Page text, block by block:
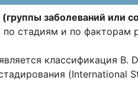
заболеваний или
стадиям и по факторам
классификация B.
(International